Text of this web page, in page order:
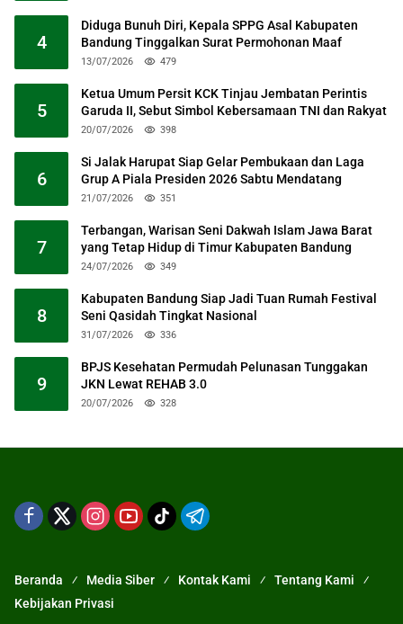
4
Diduga Bunuh Diri, Kepala SPPG Asal Kabupaten
Bandung Tinggalkan Surat Permohonan Maaf
13/07/2026 479
5
Ketua Umum Persit KCK Tinjau Jembatan Perintis
Garuda II, Sebut Simbol Kebersamaan TNI dan Rakyat
20/07/2026 398
6
Si Jalak Harupat Siap Gelar Pembukaan dan Laga
Grup A Piala Presiden 2026 Sabtu Mendatang
21/07/2026 351
7
Terbangan, Warisan Seni Dakwah Islam Jawa Barat
yang Tetap Hidup di Timur Kabupaten Bandung
24/07/2026 349
8
Kabupaten Bandung Siap Jadi Tuan Rumah Festival
Seni Qasidah Tingkat Nasional
31/07/2026 336
9
BPJS Kesehatan Permudah Pelunasan Tunggakan
JKN Lewat REHAB 3.0
20/07/2026 328
Beranda Media Siber Kontak Kami
Tentang Kami
Kebijakan Privasi